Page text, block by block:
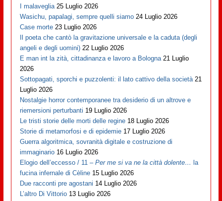
I malaveglia 25 Luglio 2026
Wasichu, papalagi, sempre quelli siamo 24 Luglio 2026
Case morte 23 Luglio 2026
Il poeta che cantò la gravitazione universale e la caduta (degli
angeli e degli uomini) 22 Luglio 2026
E man int la zità, cittadinanza e lavoro a Bologna 21 Luglio
2026
Sottopagati, sporchi e puzzolenti: il lato cattivo della società 21
Luglio 2026
Nostalgie horror contemporanee tra desiderio di un altrove e
riemersioni perturbanti 19 Luglio 2026
Le tristi storie delle morti delle regine 18 Luglio 2026
Storie di metamorfosi e di epidemie 17 Luglio 2026
Guerra algoritmica, sovranità digitale e costruzione di
immaginario 16 Luglio 2026
Elogio dell’eccesso / 11 –Per me si va ne la città dolente… la
fucina infernale di Cèline 15 Luglio 2026
Due racconti pre agostani 14 Luglio 2026
L’altro Di Vittorio 13 Luglio 2026